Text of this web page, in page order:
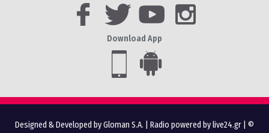
Download App
Designed & Developed by Gloman S.A. Radio powered by live24.gr | ©